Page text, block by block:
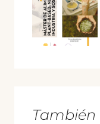
También